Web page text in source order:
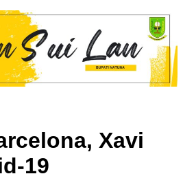
Xavi
19